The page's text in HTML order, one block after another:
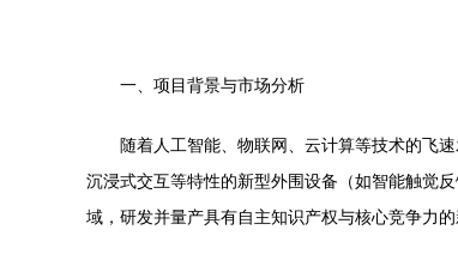
一、项目背景与市场分析
随着人工智能、物联网、云计算等技术的飞
沉浸式交互等特性的新型外围设备（如智能触觉
域，研发并量产具有自主知识产权与核心竞争力